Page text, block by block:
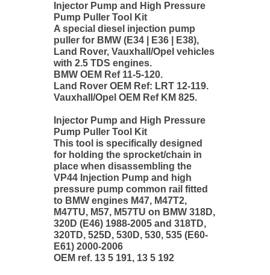
Injector Pump and High Pressure
Pump Puller Tool Kit
A special diesel injection pump
puller for BMW (E34 | E36 | E38),
Land Rover, Vauxhall/Opel vehicles
with 2.5 TDS engines.
BMW OEM Ref 11-5-120.
Land Rover OEM Ref: LRT 12-119.
Vauxhall/Opel OEM Ref KM 825.
Injector Pump and High Pressure
Pump Puller Tool Kit
This tool is specifically designed
for holding the sprocket/chain in
place when disassembling the
VP44 Injection Pump and high
pressure pump common rail fitted
to BMW engines M47, M47T2,
M47TU, M57, M57TU on BMW 318D,
320D (E46) 1988-2005 and 318TD,
320TD, 525D, 530D, 530, 535 (E60-
E61) 2000-2006
OEM ref. 13 5 191, 13 5 192